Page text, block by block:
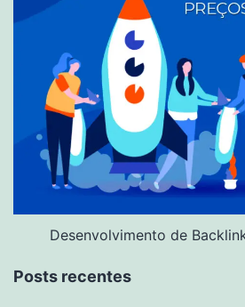
Desenvolvimento de
Posts recentes